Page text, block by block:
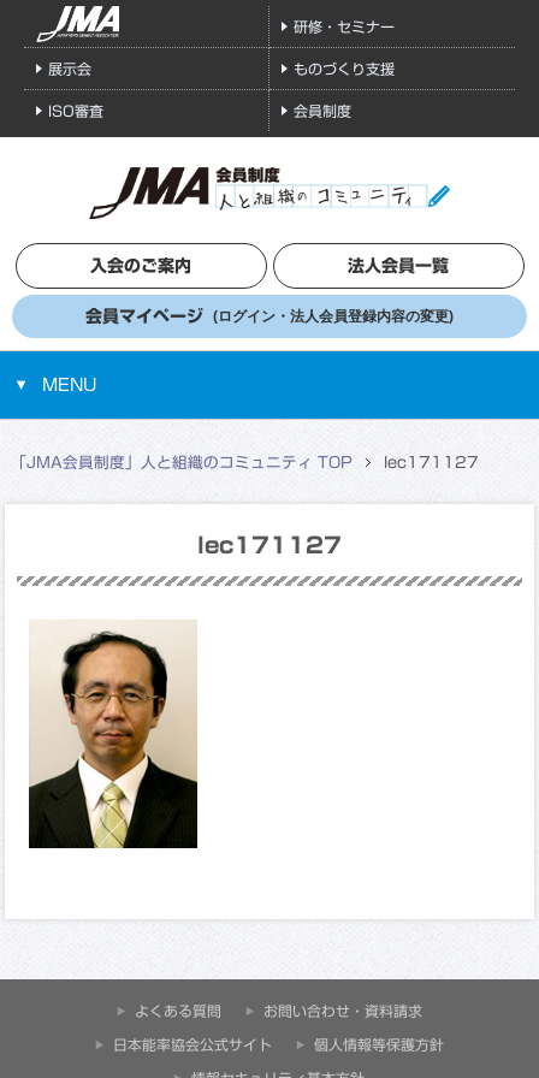
研修・セミナー
展示会 ものづくり支援
ISO審査 会員制度
入会のご案内 法人会員一覧
会員マイページ (ログイン・法人会員登録内容の変更)
MENU
「JMA会員制度」人と組織のコミュニティ TOP lec171127
lec171127
よくある質問 お問い合わせ・資料請求
⽇本能率協会公式サイト 個人情報等保護方針